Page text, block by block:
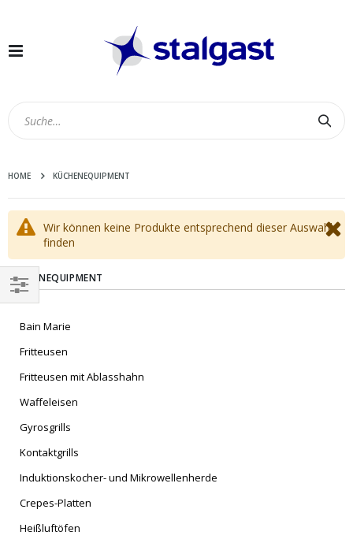
Navigation
HOME KÜCHENEQUIPMENT
Wir können keine Produkte entsprechend dieser Auswahl
finden
KÜCHENEQUIPMENT
Bain Marie
Fritteusen
Fritteusen mit Ablasshahn
Waffeleisen
Gyrosgrills
Kontaktgrills
Induktionskocher- und Mikrowellenherde
Crepes-Platten
Heißluftöfen
EINKAUFEN
NACH